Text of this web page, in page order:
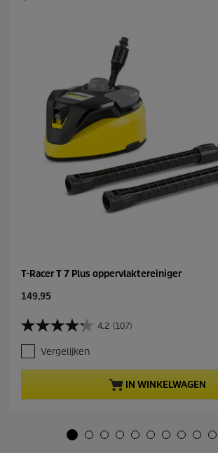
T-Racer T 7 Plus oppervlaktereiniger
C
r
e
n
t
r
149,95
4.2 (107)
4
.
2
v
Vergelijken
IN WINKELWAGEN